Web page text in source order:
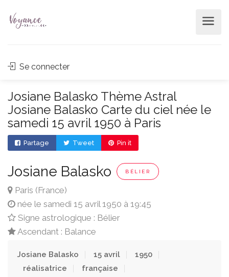
Se connecter
Josiane Balasko Thème Astral
Josiane Balasko Carte du ciel née le
samedi 15 avril 1950 à Paris
Partage Tweet Pin it
Josiane Balasko BÉLIER
Paris (France)
née le samedi 15 avril 1950 à 19:45
Signe astrologique : Bélier
Ascendant : Balance
Josiane Balasko 15 avril
1950
réalisatrice
française